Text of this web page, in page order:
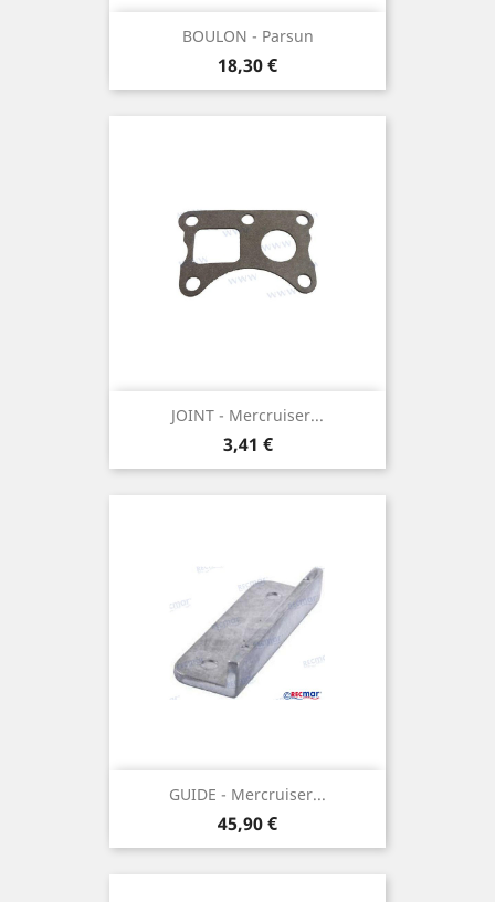
BOULON - Parsun
Prix
18,30 €
JOINT - Mercruiser...
Prix
3,41 €
GUIDE - Mercruiser...
Prix
45,90 €